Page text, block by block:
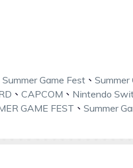
Summer Game Fest、 Summer
、 CAPCOM 、 Nintendo
GAME FEST 、 Summer